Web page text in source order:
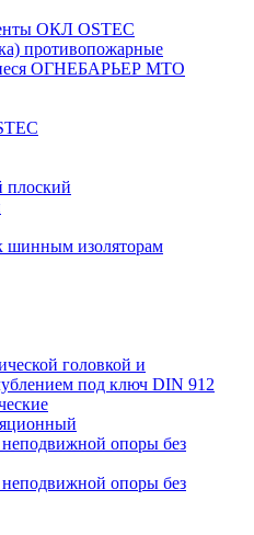
ОКЛ OSTEC
противопожарные
ОГНЕБАРЬЕР МТО
плоский
шинным изоляторам
головкой и
под ключ DIN 912
опоры без
опоры без